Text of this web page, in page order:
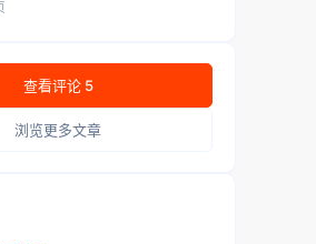
查看评论 5
浏览更多文章